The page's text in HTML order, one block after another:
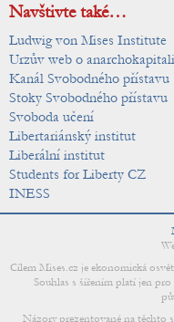
Navštivte také…
Ludwig von Mises Institute
Urzův web o
Kanál Svobodného přístavu
Stoky Svobodného přístavu
Svoboda učení
Libertariánský institut
Liberální institut
Students for Liberty CZ
INESS
Cílem Mises.cz je ekonomická
Souhlas s šířením platí jen
Názory prezentované na těchto